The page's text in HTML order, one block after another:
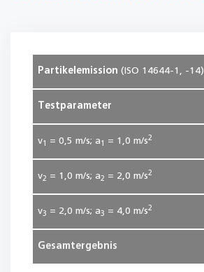
Partikelemission(ISO 14644-1, -14)
Testparameter
v1 = 0,5m/s; a 1 = 1,0m/s2
v2 = 1,0m/s; a2 = 2,0m/s2
v3 = 2,0m/s; a3 = 4,0m/s2
Gesamtergebnis